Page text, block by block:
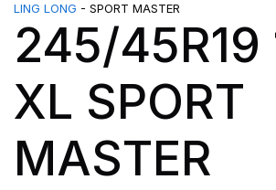
LING LONG - SPORT MASTER
245/45R19
XL SPORT
MASTER